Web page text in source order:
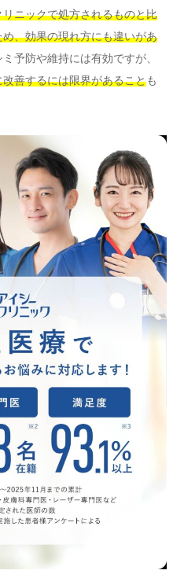
ニックで処方されるものと比
、効果の現れ方にも違いがあ
予防や維持には有効ですが、
善するには限界があることも